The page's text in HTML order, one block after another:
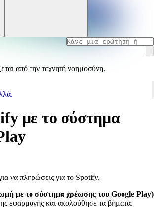
από την τεχνητή νοημοσύνη.
με το σύστημα
να πληρώσεις για το Spotify.
με το σύστημα χρέωσης του Google Play)
εφαρμογής και ακολούθησε τα βήματα.